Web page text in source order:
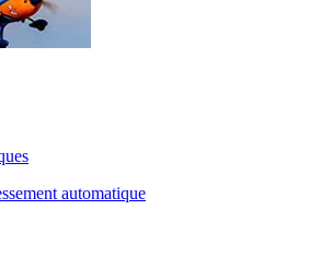
automatique